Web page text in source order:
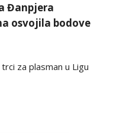
Đanpjera
osvojila bodove
za plasman u Ligu